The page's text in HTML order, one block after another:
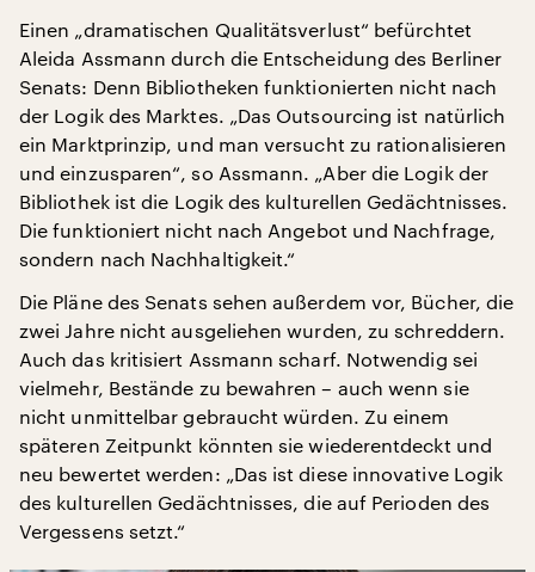
Einen „dramatischen Qualitätsverlust“ befürchtet
Aleida Assmann durch die Entscheidung des Berliner
Senats: Denn Bibliotheken funktionierten nicht nach
der Logik des Marktes. „Das Outsourcing ist natürlich
ein Marktprinzip, und man versucht zu rationalisieren
und einzusparen“, so Assmann. „Aber die Logik der
Bibliothek ist die Logik des kulturellen Gedächtnisses.
Die funktioniert nicht nach Angebot und Nachfrage,
sondern nach Nachhaltigkeit.“
Die Pläne des Senats sehen außerdem vor, Bücher, die
zwei Jahre nicht ausgeliehen wurden, zu schreddern.
Auch das kritisiert Assmann scharf. Notwendig sei
vielmehr, Bestände zu bewahren – auch wenn sie
nicht unmittelbar gebraucht würden. Zu einem
späteren Zeitpunkt könnten sie wiederentdeckt und
neu bewertet werden: „Das ist diese innovative Logik
des kulturellen Gedächtnisses, die auf Perioden des
Vergessens setzt.“